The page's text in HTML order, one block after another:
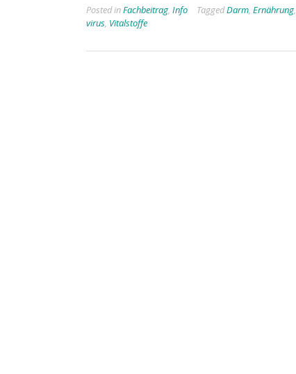
Posted inFachbeitrag, Info TaggedDarm, Ernährung,
virus, Vitalstoffe